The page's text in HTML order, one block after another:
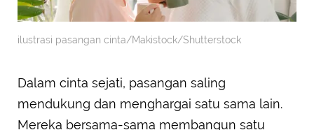
ilustrasi pasangan cinta/Makistock/Shutterstock
Dalam cinta sejati, pasangan saling
mendukung dan menghargai satu sama lain.
Mereka bersama-sama membangun satu